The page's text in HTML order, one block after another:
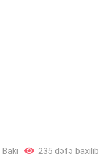
Bakı 235 dəfə baxılıb